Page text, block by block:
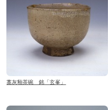
藁灰釉茶碗 銘「玄峯」